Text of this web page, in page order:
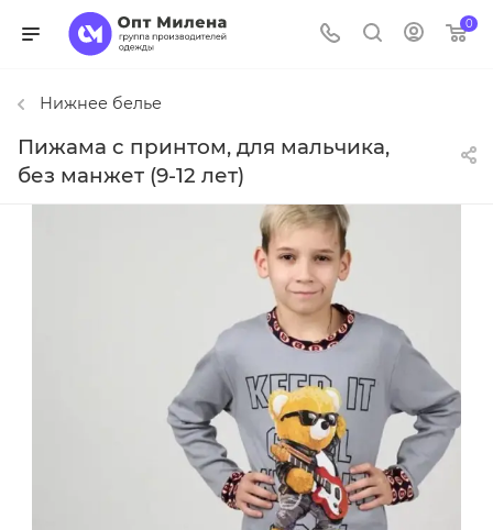
0
Нижнее белье
Пижама с принтом, для мальчика,
без манжет (9-12 лет)